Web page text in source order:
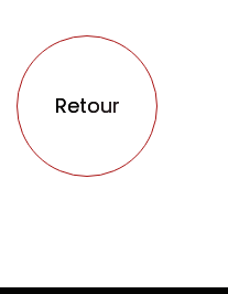
Retour